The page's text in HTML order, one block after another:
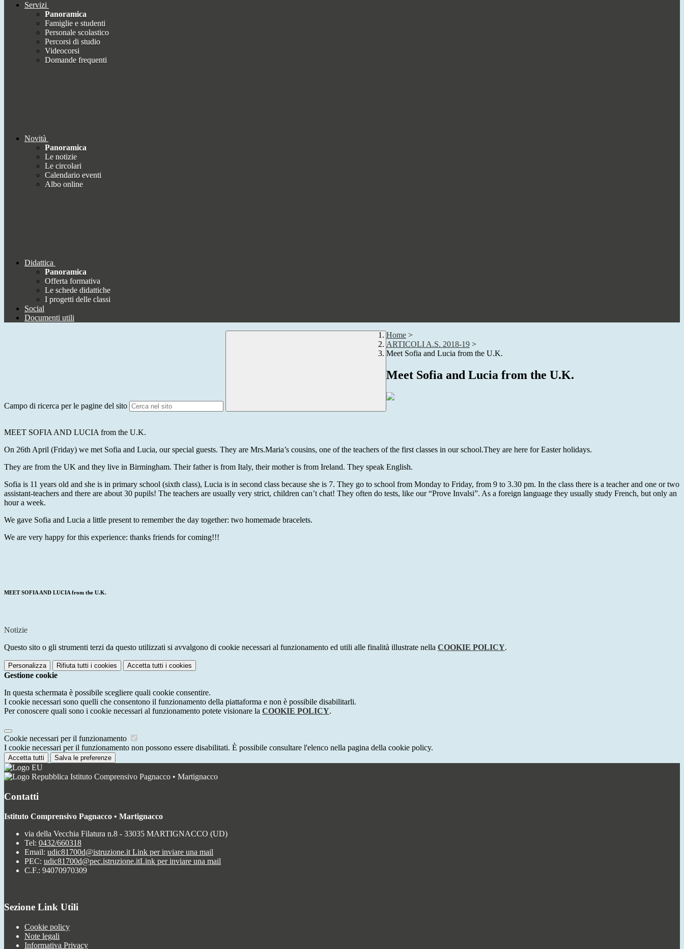
Servizi
Panoramica
Famiglie e studenti
Personale scolastico
Percorsi di studio
Videocorsi
Domande frequenti
Novità
Panoramica
Le notizie
Le circolari
Calendario eventi
Albo online
Didattica
Panoramica
Offerta formativa
Le schede didattiche
I progetti delle classi
Social
Documenti utili
Campo di ricerca per le pagine del sito
Home >
ARTICOLI A.S. 2018-19 >
Meet Sofia and Lucia from the U.K.
Meet Sofia and Lucia from the U.K.
MEET SOFIA AND LUCIA from the U.K.
On 26th April (Friday) we met Sofia and Lucia, our special guests. They are Mrs.Maria’s cousins, one of the teachers of the first classes in our school.They are here for Easter holidays.
They are from the UK and they live in Birmingham. Their father is from Italy, their mother is from Ireland. They speak English.
Sofia is 11 years old and she is in primary school (sixth class), Lucia is in second class because she is 7. They go to school from Monday to Friday, from 9 to 3.30 pm. In the class there is a teacher and one or two
assistant-teachers and there are about 30 pupils! The teachers are usually very strict, children can’t chat! They often do tests, like our “Prove Invalsi”. As a foreign language they usually study French, but only an
hour a week.
We gave Sofia and Lucia a little present to remember the day together: two homemade bracelets.
We are very happy for this experience: thanks friends for coming!!!
MEET SOFIA AND LUCIA from the U.K.
Notizie
Questo sito o gli strumenti terzi da questo utilizzati si avvalgono di cookie necessari al funzionamento ed utili alle finalità illustrate nella COOKIE POLICY.
Personalizza Rifiuta tutti i cookies Accetta tutti i cookies
Gestione cookie
In questa schermata è possibile scegliere quali cookie consentire.
I cookie necessari sono quelli che consentono il funzionamento della piattaforma e non è possibile disabilitarli.
Per conoscere quali sono i cookie necessari al funzionamento potete visionare la COOKIE POLICY.
Cookie necessari per il funzionamento
I cookie necessari per il funzionamento non possono essere disabilitati. È possibile consultare l'elenco nella pagina della cookie policy.
Accetta tutti Salva le preferenze
Istituto Comprensivo Pagnacco • Martignacco
Contatti
Istituto Comprensivo Pagnacco • Martignacco
via della Vecchia Filatura n.8 - 33035 MARTIGNACCO (UD)
Tel: 0432/660318
Email: udic81700d@istruzione.it Link per inviare una mail
PEC: udic81700d@pec.istruzione.itLink per inviare una mail
C.F.: 94070970309
Sezione Link Utili
Cookie policy
Note legali
Informativa Privacy